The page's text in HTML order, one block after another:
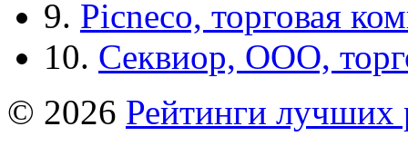
9. Picneco, торговая
10. Секвиор, ООО,
© 2026 Рейтинги лучших